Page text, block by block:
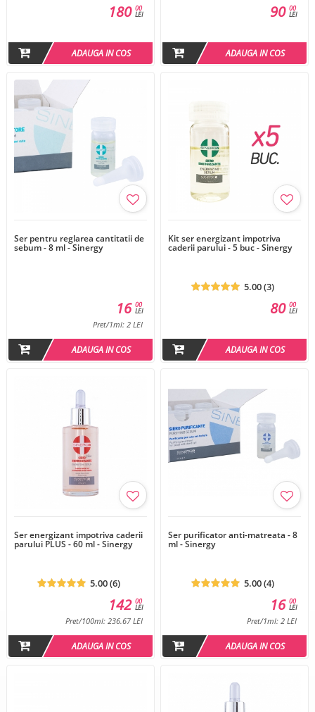
00
LEI
180
ADAUGA IN COS
00
LEI
90
ADAUGA IN COS
Ser pentru reglarea cantitatii de
sebum - 8 ml - Sinergy
00
LEI
16
Pret/1ml: 2 LEI
ADAUGA IN COS
Kit ser energizant impotriva
caderii parului - 5 buc - Sinergy
5.00 (3)
00
LEI
80
ADAUGA IN COS
Ser energizant impotriva caderii
parului PLUS - 60 ml - Sinergy
5.00 (6)
00
LEI
142
Pret/100ml: 236.67 LEI
ADAUGA IN COS
Ser purificator anti-matreata - 8
ml - Sinergy
5.00 (4)
00
LEI
16
Pret/1ml: 2 LEI
ADAUGA IN COS